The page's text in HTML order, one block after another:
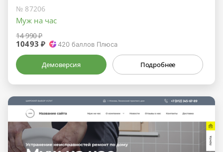
№ 87206
Муж на час
14 990 ₽
10493 ₽ 420 баллов Плюса
Демоверсия Подробнее